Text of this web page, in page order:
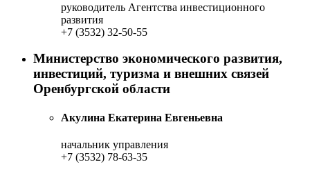
руководитель Агентства инвестиционного
развития
+7 (3532) 32-50-55
Министерство экономического развития,
инвестиций, туризма и внешних связей
Оренбургской области
Акулина Екатерина Евгеньевна
начальник управления
+7 (3532) 78-63-35